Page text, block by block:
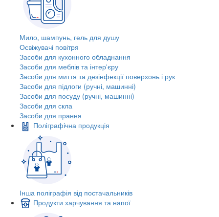
Мило, шампунь, гель для душу
Освіжувачі повітря
Засоби для кухонного обладнання
Засоби для меблів та інтер'єру
Засоби для миття та дезінфекції поверхонь і рук
Засоби для підлоги (ручні, машинні)
Засоби для посуду (ручні, машинні)
Засоби для скла
Засоби для прання
Поліграфічна продукція
Інша поліграфія від постачальників
Продукти харчування та напої